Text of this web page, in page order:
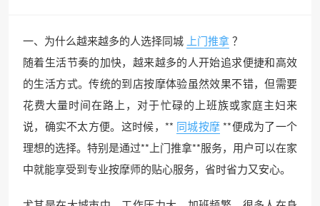
一、为什么越来越多的人选择同城 上门推拿？
随着生活节奏的加快，越来越多的人开始追求便捷和高效
的生活方式。传统的到店按摩体验虽然效果不错，但需要
花费大量时间在路上，对于忙碌的上班族或家庭主妇来
说，确实不太方便。这时候，** 同城按摩 **便成为了一个
理想的选择。特别是通过**上门推拿**服务，用户可以在家
中就能享受到专业按摩师的贴心服务，省时省力又安心。